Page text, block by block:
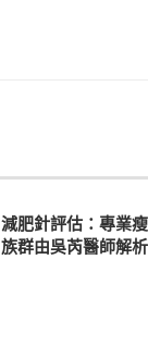
減肥針評估：專業
族群由吳芮醫師解析